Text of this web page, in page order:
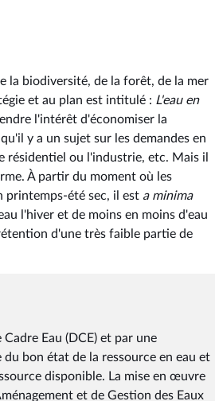
la biodiversité, de la forêt, de la mer
et au plan est intitulé : L'eau en
l'intérêt d'économiser la
y a un sujet sur les demandes en
résidentiel ou l'industrie, etc. Mais il
À partir du moment où les
printemps-été sec, il est a minima
l'hiver et de moins en moins d'eau
d'une très faible partie de
Eau (DCE) et par une
bon état de la ressource en eau et
disponible. La mise en œuvre
et de Gestion des Eaux